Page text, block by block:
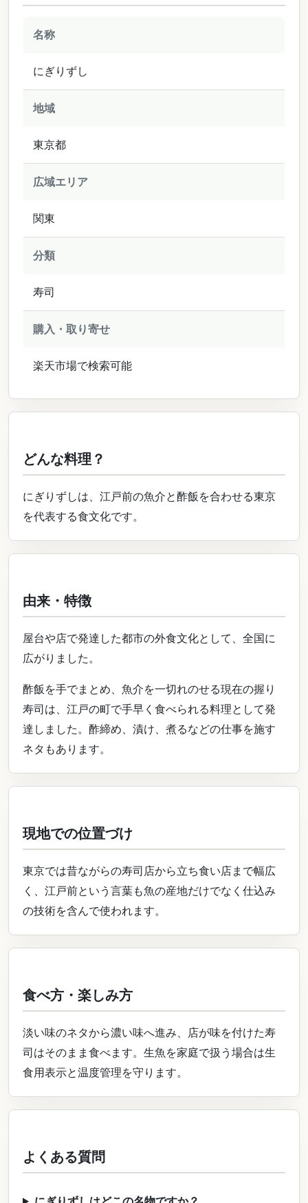
名称
にぎりずし
地域
東京都
広域エリア
関東
分類
寿司
購入・取り寄せ
楽天市場で検索可能
どんな料理？
にぎりずしは、江戸前の魚介と酢飯を合わせる東京
を代表する食文化です。
由来・特徴
屋台や店で発達した都市の外食文化として、全国に
広がりました。
酢飯を手でまとめ、魚介を一切れのせる現在の握り
寿司は、江戸の町で手早く食べられる料理として発
達しました。酢締め、漬け、煮るなどの仕事を施す
ネタもあります。
現地での位置づけ
東京では昔ながらの寿司店から立ち食い店まで幅広
く、江戸前という言葉も魚の産地だけでなく仕込み
の技術を含んで使われます。
食べ方・楽しみ方
淡い味のネタから濃い味へ進み、店が味を付けた寿
司はそのまま食べます。生魚を家庭で扱う場合は生
食用表示と温度管理を守ります。
よくある質問